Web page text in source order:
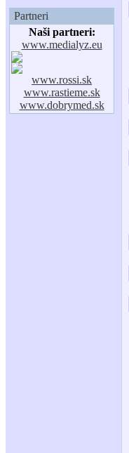
Partneri
Naši partneri:
www.medialyz.eu
www.rossi.sk
www.rastieme.sk
www.dobrymed.sk